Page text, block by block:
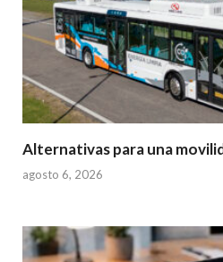
Alternativas para una
agosto 6, 2026